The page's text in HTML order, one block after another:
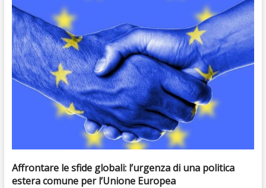
Affrontare le sfide globali: l’urgenza di una politica
estera comune per l’Unione Europea